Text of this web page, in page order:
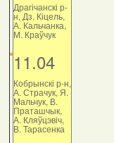
Драгічанскі р-
н, Дз. Кіцель,
А. Кальчанка,
М. Краўчук
11.04
Кобрынскі р-н,
А. Страчук, Я.
Мальчук, В.
Праташчык,
А. Кляўцэвіч,
В. Тарасенка